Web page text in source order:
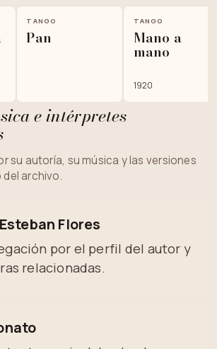
TANGO
Pan
TANGO
Mano a
mano
1920
e intérpretes
su autoría, su música y las versiones
archivo.
Flores
por el perfil del autor y
relacionadas.